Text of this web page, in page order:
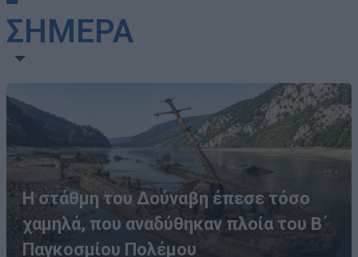
ΣΗΜΕΡΑ
Η στάθμη του Δούναβη έπεσε τόσο
χαμηλά, που αναδύθηκαν πλοία του Β΄
Παγκοσμίου Πολέμου